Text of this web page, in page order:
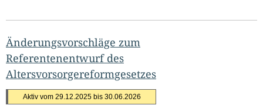
Änderungsvorschläge zum
Referentenentwurf des
Altersvorsorgereformgesetzes
Aktiv vom 29.12.2025 bis 30.06.2026